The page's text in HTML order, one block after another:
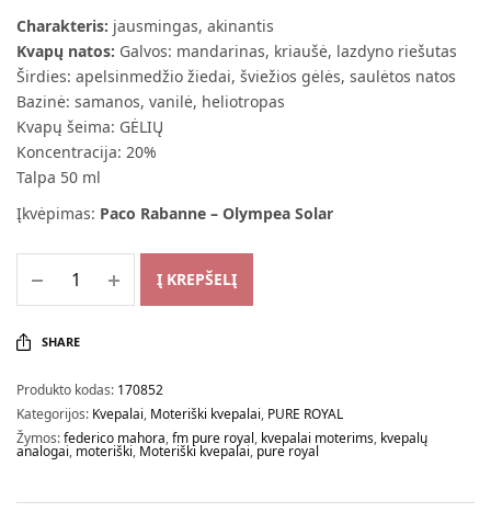
Charakteris: jausmingas, akinantis
Kvapų natos: Galvos: mandarinas, kriaušė, lazdyno riešutas
Širdies: apelsinmedžio žiedai, šviežios gėlės, saulėtos natos
Bazinė: samanos, vanilė, heliotropas
Kvapų šeima: GĖLIŲ
Koncentracija: 20%
Talpa 50 ml
Įkvėpimas: Paco Rabanne – Olympea Solar
Į KREPŠELĮ
SHARE
Produkto kodas: 170852
Kategorijos: Kvepalai, Moteriški kvepalai, PURE ROYAL
Žymos:federico mahora,fm pure royal, kvepalai moterims, kvepalų
analogai, moteriški, Moteriški kvepalai,pure royal